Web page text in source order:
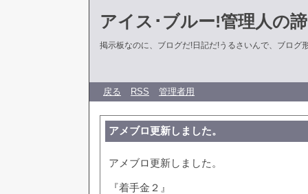
アイス･ブルー!管理人の
掲示板なのに、ブログだ!日記だ!うるさいんで、ブログ
戻る RSS 管理者用
アメブロ更新しました。
アメブロ更新しました。
『着手金２』